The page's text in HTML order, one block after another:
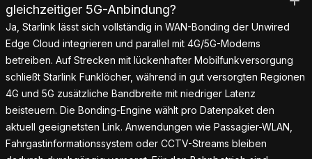
gleichzeitiger 5G-Anbindung?
Ja, Starlink lässt sich vollständig in WAN-Bonding der Unwired
Edge Cloud integrieren und parallel mit 4G/5G-Modems
betreiben. Auf Strecken mit lückenhafter Mobilfunkversorgung
schließt Starlink Funklöcher, während in gut versorgten Regionen
4G und 5G zusätzliche Bandbreite mit niedriger Latenz
beisteuern. Die Bonding-Engine wählt pro Datenpaket den
aktuell geeignetsten Link. Anwendungen wie Passagier-WLAN,
Fahrgastinformationssystem oder CCTV-Streams bleiben